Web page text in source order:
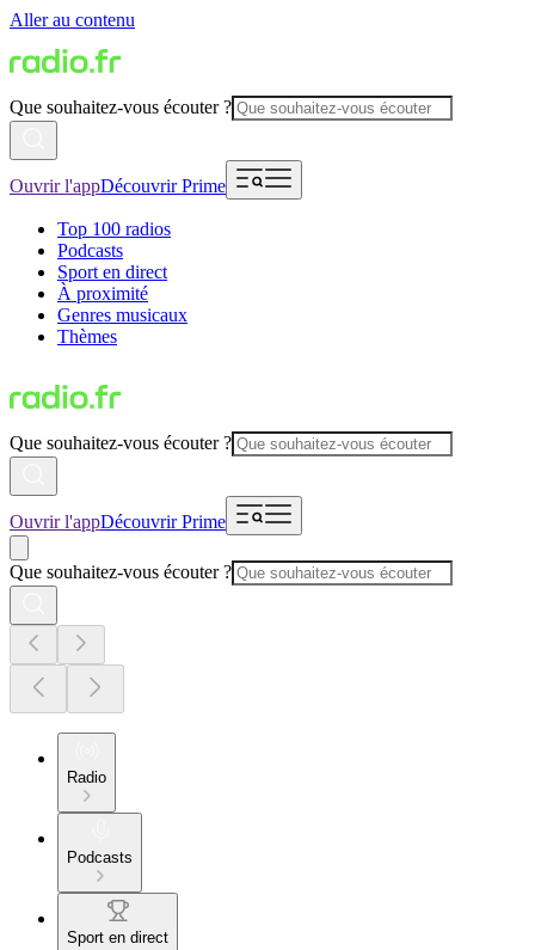
Aller au contenu
Que souhaitez-vous écouter ?
Ouvrir l'appDécouvrir Prime
Top 100 radios
Podcasts
Sport en direct
À proximité
Genres musicaux
Thèmes
Que souhaitez-vous écouter ?
Ouvrir l'appDécouvrir Prime
Que souhaitez-vous écouter ?
Radio
Podcasts
Sport en direct